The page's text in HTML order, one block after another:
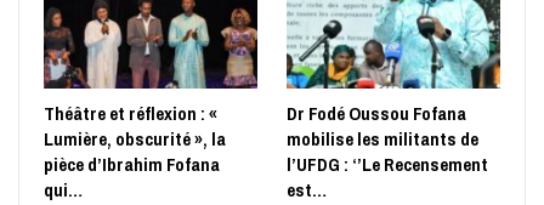
Théâtre et réflexion : «
Lumière, obscurité », la
pièce d’Ibrahim Fofana
qui…
Dr Fodé Oussou Fofana
mobilise les militants de
l’UFDG : ‘’Le Recensement
est…